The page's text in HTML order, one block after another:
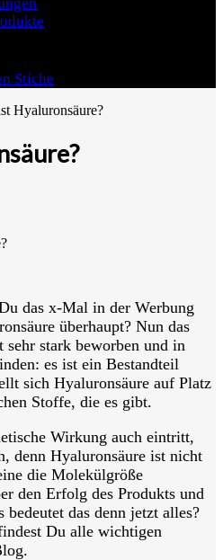
Stiche
Hyaluronsäure?
das x-Mal in der Werbung
überhaupt? Nun das
stark beworben und in
es ist ein Bestandteil
sich Hyaluronsäure auf Platz
Stoffe, die es gibt.
Wirkung auch eintritt,
denn Hyaluronsäure ist nicht
die Molekülgröße
den Erfolg des Produkts und
das denn jetzt alles?
Du alle wichtigen